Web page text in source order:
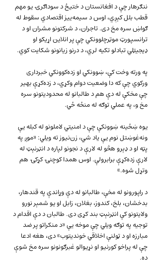
ننګرهار چې د افغانستان د ختیځ د سوداګرۍ یو مهم
قطب بلل کېږي، اوس د سیمه‌ییز اقتصادي سقوط له
ګواښ سره مخ دی. تاجران، د شرکتونو مشران او د
ترانسپورټ موټرچلوونکي چې پر انلاین اړیکو او
ډیجیټلي تبادلو تکیه لري، د درنو زیانونو شکایت کوي.
په ورته وخت کې، ښوونکي او زده‌کوونکي خبرداری
ورکوي چې که دا وضعیت دوام وکړي، د زده‌کړې بهیر
چې مخکې له دې هم د طالبانو له محدودیتونو سره
مخ و، په عملي توګه له منځه ځي.
یوه ښځینه ښوونکې چې د امنیتي لاملونو له کبله یې
ونه‌غوښتل نوم یې یاد شي، زن‌نیوز ته ویلي: «موږ په
پټه او د ډېرو هڅو له لارې د نجونو لپاره د انټرنېټ له
لارې زده‌کړې برابرولې. اوس همدا کوچنۍ کړکۍ هم
وتړل شوه.»
د راپورونو له مخې، طالبانو له دې وړاندې په قندهار،
بدخشان، بلخ، کندوز، بغلان، زابل او یو شمېر نورو
ولایتونو کې انټرنېټ بند کړی دی. طالبان د دې اقدام د
توجیه په توګه ویلي چې موخه یې «د منکراتو پر ضد
مبارزه او د ټولنې اخلاقي خوندیتوب» دی، هغه ادعا
چې له پراخو کورنیو او نړیوالو غبرګونونو سره مخ شوې
ده.